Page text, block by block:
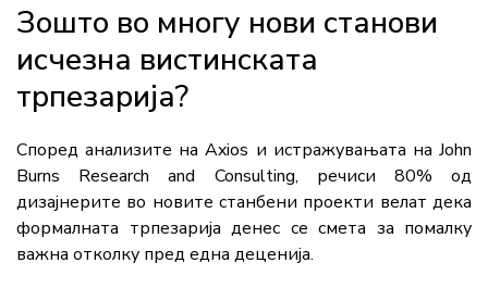
Зошто во многу нови станови
исчезна вистинската
трпезарија?
Според анализите на Axios и истражувањата на John
Burns Research and Consulting, речиси 80% од
дизајнерите во новите станбени проекти велат дека
формалната трпезарија денес се смета за помалку
важна отколку пред една деценија.